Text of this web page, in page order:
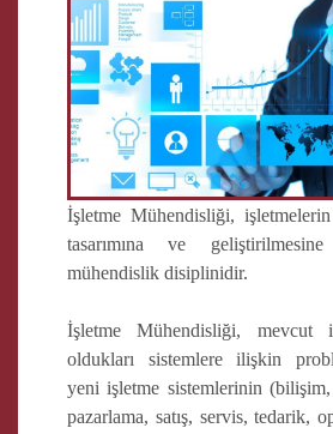
İşletme Mühendisliği,
tasarımına ve
mühendislik disiplinidir.
İşletme Mühendisliği, mevcut
oldukları sistemlere ilişkin
yeni işletme sistemlerinin
pazarlama, satış, servis, tedarik,